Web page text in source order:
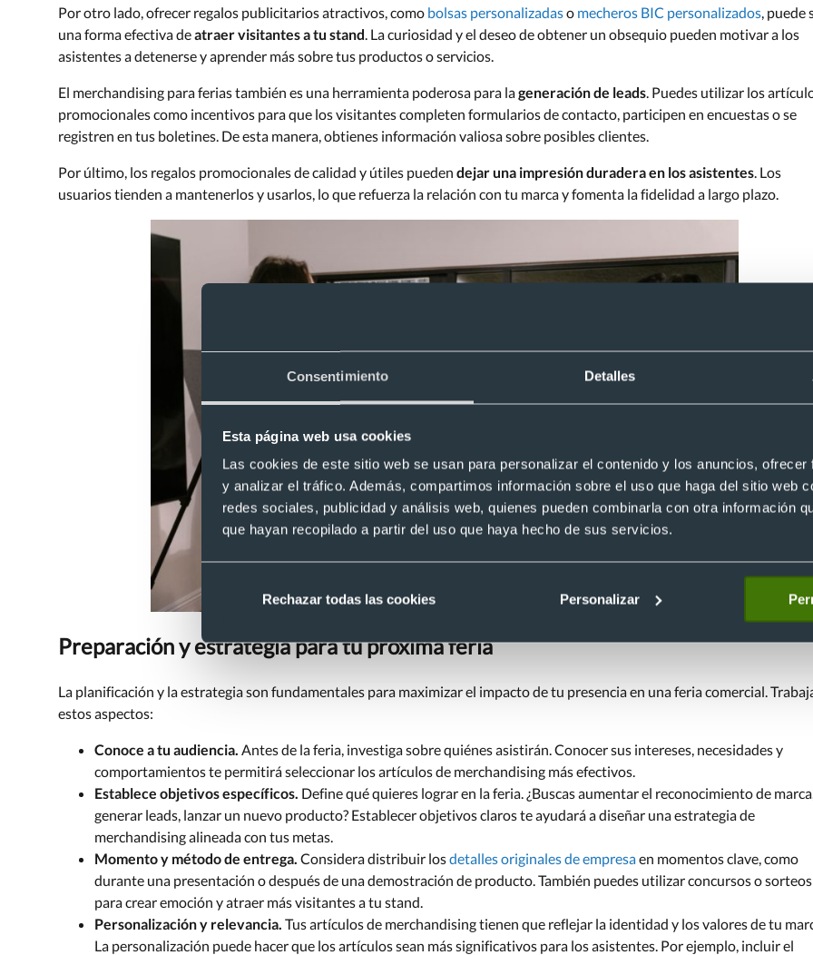
Consentimiento Detalles
Esta página web usa cookies
Las cookies de este sitio web se usan para personalizar el contenido y los anuncios,
y analizar el tráfico. Además, compartimos información sobre el uso que haga del sitio web
redes sociales, publicidad y análisis web, quienes pueden combinarla con otra información
que hayan recopilado a partir del uso que haya hecho de sus servicios.
Rechazar todas las cookies Personalizar
Por otro lado, ofrecer regalos publicitarios atractivos, como bolsas personalizadaso mecheros BIC personalizados , puede
una forma efectiva deatraer visitantes a tu stand . La curiosidad y el deseo de obtener un obsequio pueden motivar a los
asistentes a detenerse y aprender más sobre tus productos o servicios.
El merchandising para ferias también es una herramienta poderosa para lageneración de leads . Puedes utilizar los
promocionales como incentivos para que los visitantes completen formularios de contacto, participen en encuestas o se
registren en tus boletines. De esta manera, obtienes información valiosa sobre posibles clientes.
Por último, los regalos promocionales de calidad y útiles pueden dejar una impresión duradera en los asistentes . Los
usuarios tienden a mantenerlos y usarlos, lo que refuerza la relación con tu marca y fomenta la fidelidad a largo plazo.
Preparación y estrategia para tu próxima feria
La planificación y la estrategia son fundamentales para maximizar el impacto de tu presencia en una feria comercial.
estos aspectos:
Conoce a tu audiencia. Antes de la feria, investiga sobre quiénes asistirán. Conocer sus intereses, necesidades y
comportamientos te permitirá seleccionar los artículos de merchandising más efectivos.
Establece objetivos específicos. Define qué quieres lograr en la feria. ¿Buscas aumentar el reconocimiento de marca,
generar leads, lanzar un nuevo producto? Establecer objetivos claros te ayudará a diseñar una estrategia de
merchandising alineada con tus metas.
Momento y método de entrega. Considera distribuir losdetalles originales de empresaen momentos clave, como
durante una presentación o después de una demostración de producto. También puedes utilizar concursos o sorteos
para crear emoción y atraer más visitantes a tu stand.
Personalización y relevancia. Tus artículos de merchandising tienen que reflejar la identidad y los valores de tu
La personalización puede hacer que los artículos sean más significativos para los asistentes. Por ejemplo, incluir el